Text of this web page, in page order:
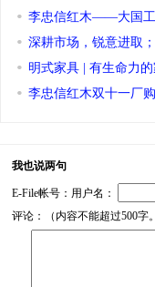
李忠信红木——大国
深耕市场，锐意进取
明式家具 | 有生命力
李忠信红木双十一厂
我也说两句
E-File帐号：用户名：
评论：（内容不能超过500字